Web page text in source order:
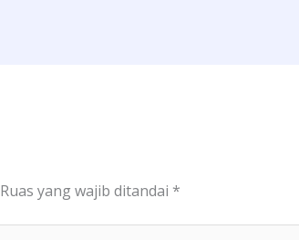
Ruas yang wajib ditandai *